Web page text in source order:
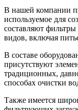
В нашей компании
используемое для
составляют
видов, включая
В составе
присутствуют
традиционных,
способах очистки
Также имеется